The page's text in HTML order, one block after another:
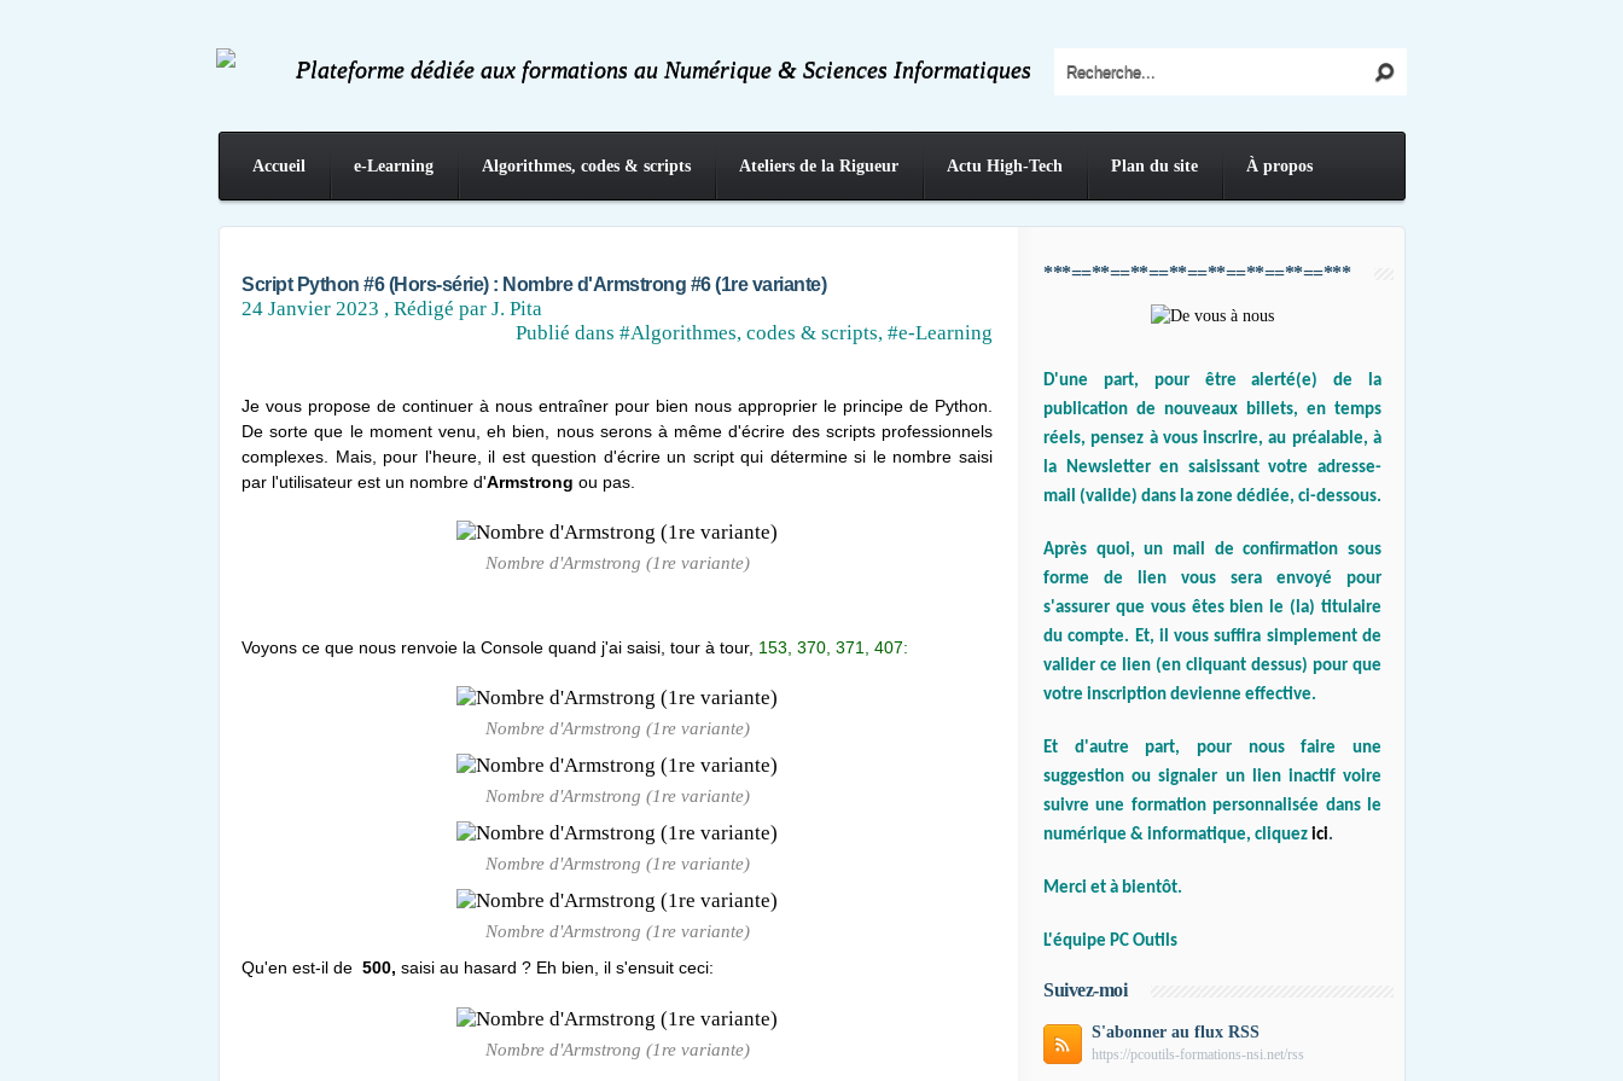
Plateforme dédiée aux formations au Numérique & Sciences Informatiques
Accueil e-Learning Algorithmes, codes & scripts Ateliers de la Rigueur Actu High-Tech Plan du site À propos
Script Python #6 (Hors-série) : Nombre d'Armstrong #6 (1re variante)
24 Janvier 2023 , Rédigé par J. Pita
Publié dans #Algorithmes, codes & scripts, #e-Learning
Je vous propose de continuer à nous entraîner pour bien nous approprier le principe de Python.
De sorte que le moment venu, eh bien, nous serons à même d'écrire des scripts professionnels
complexes. Mais, pour l'heure, il est question d'écrire un script qui détermine si le nombre saisi
par l'utilisateur est un nombre d'Armstrong ou pas.
Nombre d'Armstrong (1re variante)
Voyons ce que nous renvoie la Console quand j'ai saisi, tour à tour, 153, 370, 371, 407:
Nombre d'Armstrong (1re variante)
Nombre d'Armstrong (1re variante)
Nombre d'Armstrong (1re variante)
Nombre d'Armstrong (1re variante)
Qu'en est-il de 500, saisi au hasard ? Eh bien, il s'ensuit ceci:
Nombre d'Armstrong (1re variante)
***==**==**==**==**==**==**==***
D'une part, pour être alerté(e) de la
publication de nouveaux billets, en temps
réels, pensez à vous inscrire, au préalable, à
la Newsletter en saisissant votre adresse-
mail (valide) dans la zone dédiée, ci-dessous.
Après quoi, un mail de confirmation sous
forme de lien vous sera envoyé pour
s'assurer que vous êtes bien le (la) titulaire
du compte. Et, il vous suffira simplement de
valider ce lien (en cliquant dessus) pour que
votre inscription devienne effective.
Et d'autre part, pour nous faire une
suggestion ou signaler un lien inactif voire
suivre une formation personnalisée dans le
numérique & informatique, cliquez ici.
Merci et à bientôt.
L'équipe PC Outils
Suivez-moi
S'abonner au flux RSS
https://pcoutils-formations-nsi.net/rss